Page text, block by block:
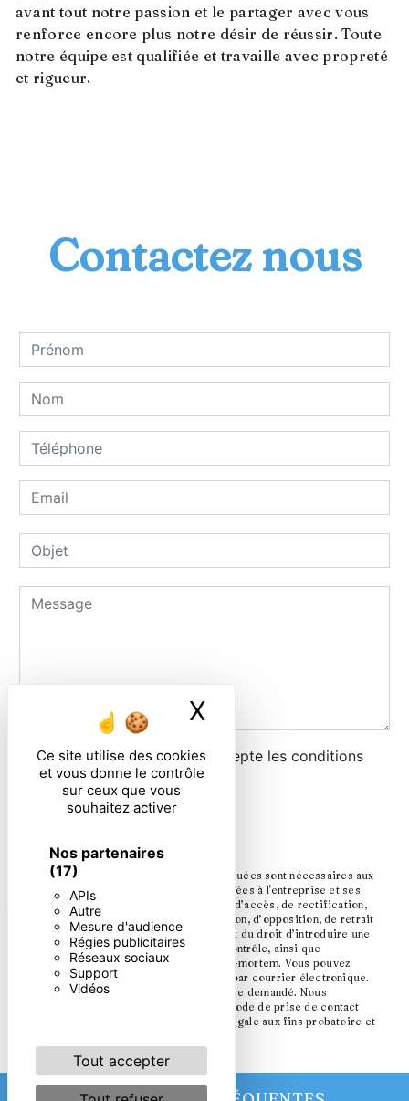
Ce site utilise des cookies
et vous donne le contrôle
sur ceux que vous
souhaitez activer
Nos partenaires
(17)
APIs
Autre
Mesure d'audience
Régies publicitaires
Réseaux sociaux
Support
Vidéos
Tout accepter
X
avant tout notre passion et le partager avec vous
renforce encore plus notre désir de réussir. Toute
notre équipe est qualifiée et travaille avec propreté
et rigueur.
Contactez nous
En cochant cette case, j'accepte les conditions
particulières ci-dessous **
** Les données personnelles communiquées sont nécessaires aux
fins de vous contacter. Elles sont destinées à l'entreprise et ses
sous-traitants. Vous disposez de droits d’accès, de rectification,
d’effacement, de portabilité, de limitation, d’opposition, de retrait
de votre consentement à tout moment et du droit d’introduire une
réclamation auprès d’une autorité de contrôle, ainsi que
d’organiser le sort de vos données post-mortem. Vous pouvez
exercer ces droits par voie postale ou par courrier électronique.
Un justificatif d'identité pourra vous être demandé. Nous
conservons vos données pendant la période de prise de contact
puis pendant la durée de prescription légale aux fins probatoire et